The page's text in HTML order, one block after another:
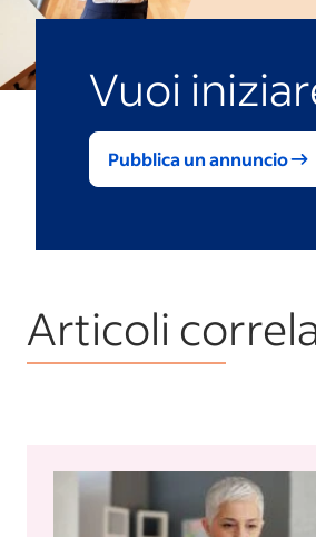
Vuoi
Pubblica un annuncio
Articoli